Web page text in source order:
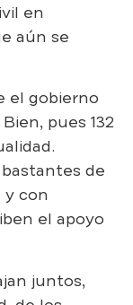
en
aún se
el gobierno
pues 132
de
y con
el apoyo
juntos,